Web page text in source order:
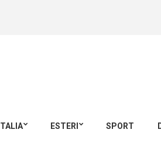
ITALIA ESTERI SPORT